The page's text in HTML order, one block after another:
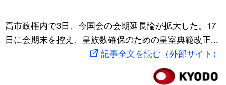
文化
動画/Live
スポーツ・東京2020
高市政権内で3日、今国会の会期延長論が拡大した。17
日に会期末を控え、皇族数確保のための皇室典範改正...
記事全文を読む（外部サイト）